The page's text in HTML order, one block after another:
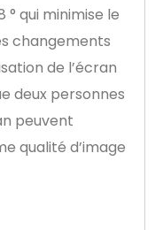
° qui minimise le
changements
de l’écran
deux personnes
peuvent
qualité d’image